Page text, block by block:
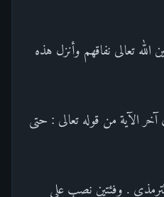
تعالى نفاقهم وأنزل هذه
الآية من قوله تعالى : حتى
. وفئتين نصب على